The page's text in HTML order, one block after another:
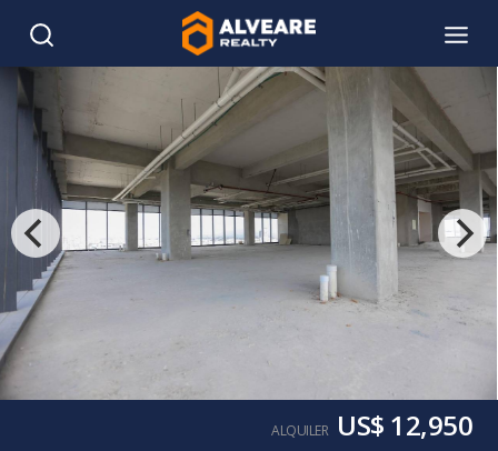
ALQUILER US$ 12,950